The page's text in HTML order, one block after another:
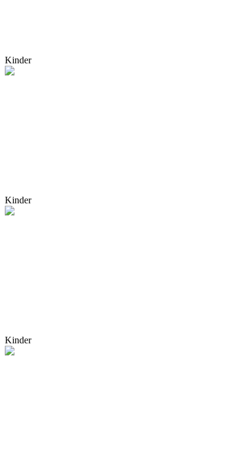
Kinder
Kinder
Kinder